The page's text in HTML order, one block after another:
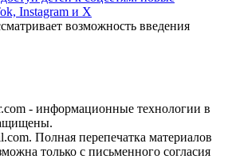
Instagram и X
возможность введения
- информационные технологии в
Полная перепечатка материалов
только с письменного согласия